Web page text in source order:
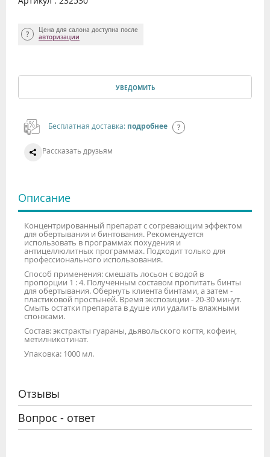
Цена для салона доступна после
авторизации
УВЕДОМИТЬ
Бесплатная доставка: подробнее
Рассказать друзьям
Описание
Концентрированный препарат с согревающим эффектом
для обертывания и бинтования. Рекомендуется
использовать в программах похудения и
антицеллюлитных программах. Подходит только для
профессионального использования.
Способ применения: смешать лосьон с водой в
пропорции 1 : 4. Полученным составом пропитать бинты
для обертывания. Обернуть клиента бинтами, а затем -
пластиковой простыней. Время экспозиции - 20-30 минут.
Смыть остатки препарата в душе или удалить влажными
спонжами.
Состав: экстракты гуараны, дьявольского когтя, кофеин,
метилникотинат.
Упаковка: 1000 мл.
Отзывы
Вопрос - ответ